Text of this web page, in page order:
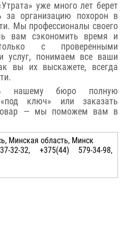
уже много лет берет
за организацию похорон в
Мы профессионалы своего
вам сэкономить время и
с проверенными
услуг, понимаем все ваши
вы их выскажете, всегда
нашему бюро полную
ключ» или заказать
— мы поможем вам в
Минская область, Минск
32-32, +375(44) 579-34-98,